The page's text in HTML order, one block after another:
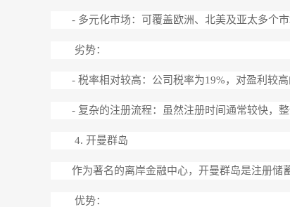
- 多元化市场：可覆盖欧洲、北美及亚太多个市
劣势：
- 税率相对较高：公司税率为19%，对盈利较高
- 复杂的注册流程：虽然注册时间通常较快，
4. 开曼群岛
作为著名的离岸金融中心，开曼群岛是注册储
优势：